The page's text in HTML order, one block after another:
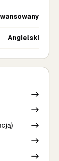
Angielski
->
->
->
->
->